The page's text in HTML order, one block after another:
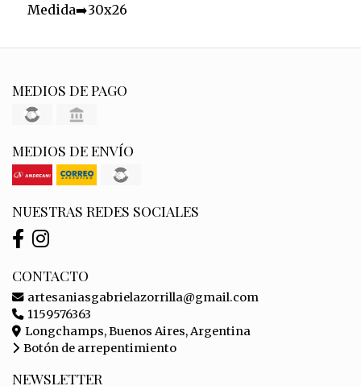
Medida➡️30x26
MEDIOS DE PAGO
MEDIOS DE ENVÍO
NUESTRAS REDES SOCIALES
CONTACTO
artesaniasgabrielazorrilla@gmail.com
1159576363
Longchamps, Buenos Aires, Argentina
Botón de arrepentimiento
NEWSLETTER